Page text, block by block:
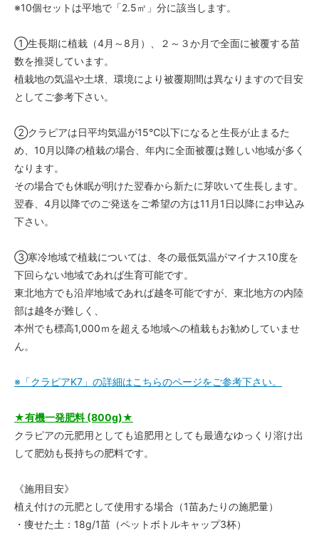
※10個セットは平地で「2.5㎡」分に該当します。
①生長期に植栽（4月～8月）、２～３か月で全面に被覆する苗
数を推奨しています。
植栽地の気温や土壌、環境により被覆期間は異なりますので目安
としてご参考下さい。
②クラピアは日平均気温が15℃以下になると生長が止まるた
め、10月以降の植栽の場合、年内に全面被覆は難しい地域が多く
なります。
その場合でも休眠が明けた翌春から新たに芽吹いて生長します。
翌春、4月以降でのご発送をご希望の方は11月1日以降にお申込み
下さい。
③寒冷地域で植栽については、冬の最低気温がマイナス10度を
下回らない地域であれば生育可能です。
東北地方でも沿岸地域であれば越冬可能ですが、東北地方の内陸
部は越冬が難しく、
本州でも標高1,000ｍを超える地域への植栽もお勧めしていませ
ん。
※「クラピアK7」の詳細はこちらのページをご参考下さい。
★有機一発肥料 (800g)★
クラピアの元肥用としても追肥用としても最適なゆっくり溶け出
して肥効も長持ちの肥料です。
《施用目安》
植え付けの元肥として使用する場合（1苗あたりの施肥量）
・痩せた土：18g/1苗（ペットボトルキャップ3杯）